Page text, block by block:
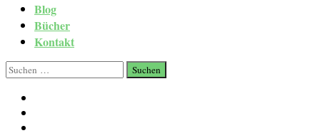
Blog
Bücher
Kontakt
Suchen
nach: